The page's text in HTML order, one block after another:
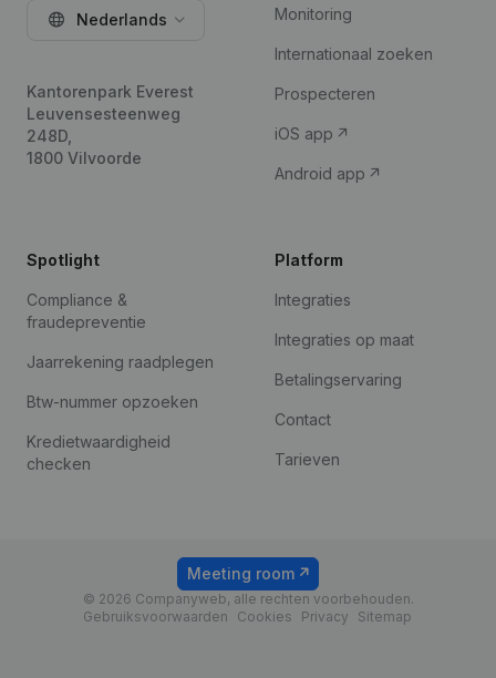
Nederlands
Kantorenpark Everest
Leuvensesteenweg
248D,
1800 Vilvoorde
Monitoring
Internationaal zoeken
Prospecteren
iOS app
Android app
Spotlight
Compliance &
fraudepreventie
Jaarrekening raadplegen
Btw-nummer opzoeken
Kredietwaardigheid
checken
Platform
Integraties
Integraties op maat
Betalingservaring
Contact
Tarieven
© 2026 Companyweb, alle rechten voorbehouden.
Gebruiksvoorwaarden
Cookies Privacy Sitemap
Meeting room